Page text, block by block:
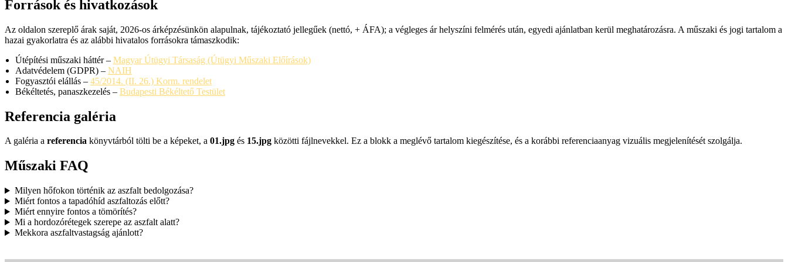
Források és hivatkozások
Az oldalon szereplő árak saját, 2026-os árképzésünkön alapulnak, tájékoztató jellegűek (nettó, + ÁFA); a végleges ár helyszíni felmérés után, egyedi ajánlatban kerül meghatározásra. A műszaki és jogi tartalom a
hazai gyakorlatra és az alábbi hivatalos forrásokra támaszkodik:
Útépítési műszaki háttér – Magyar Útügyi Társaság (Útügyi Műszaki Előírások)
Adatvédelem (GDPR) – NAIH
Fogyasztói elállás – 45/2014. (II. 26.) Korm. rendelet
Békéltetés, panaszkezelés – Budapesti Békéltető Testület
Referencia galéria
A galéria a referencia könyvtárból tölti be a képeket, a 01.jpg és 15.jpg közötti fájlnevekkel. Ez a blokk a meglévő tartalom kiegészítése, és a korábbi referenciaanyag vizuális megjelenítését szolgálja.
Műszaki FAQ
Milyen hőfokon történik az aszfalt bedolgozása?
Miért fontos a tapadóhíd aszfaltozás előtt?
Miért ennyire fontos a tömörítés?
Mi a hordozórétegek szerepe az aszfalt alatt?
Mekkora aszfaltvastagság ajánlott?